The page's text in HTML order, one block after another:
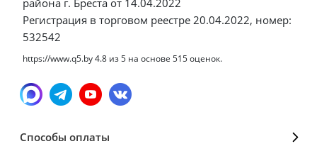
Регистрация в торговом реестре 20.04.2022, номер:
532542
https://www.q5.by4.8 из5 на основе 515оценок.
Способы оплаты